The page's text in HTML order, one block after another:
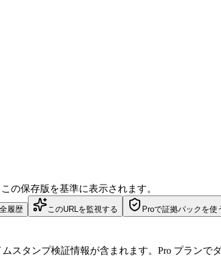
の保存版を基準に表示されます。
全履歴 このURLを監視する Proで証拠パックを使
タンプ検証情報が含まれます。Pro プランで